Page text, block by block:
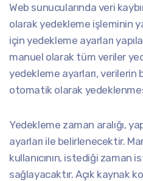
Web sunucularında veri
olarak yedekleme işleminin
için yedekleme ayarları
manuel olarak tüm veriler
yedekleme ayarları, verilerin
otomatik olarak
Yedekleme zaman aralığı,
ayarları ile belirlenecektir.
kullanıcının, istediği zaman
sağlayacaktır. Açık kaynak